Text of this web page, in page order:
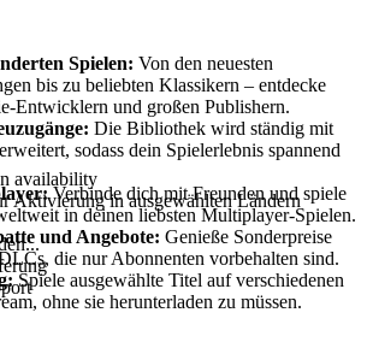
Game Pass Premium
Spielen: Von den neuesten
bis zu beliebten Klassikern – entdecke
Entwicklern und großen Publishern.
Die Bibliothek wird ständig mit
sodass dein Spielerlebnis spannend
Verbinde dich mit Freunden und spiele
in deinen liebsten Multiplayer-Spielen.
und Angebote: Genieße Sonderpreise
die nur Abonnenten vorbehalten sind.
Spiele ausgewählte Titel auf verschiedenen
ohne sie herunterladen zu müssen.
availability
Aktivierung in ausgewählten Ländern